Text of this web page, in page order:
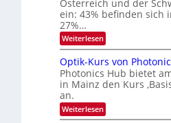
r
k
s
W
a
c
h
s
t
u
m
i
H
e
a
e
u
s
-
S
m
i
Österreich und der
ein: 43% befinden sich
27%…
Weiterlesen:
K
-
E
i
s
a
Optik-Kurs von
Photonics Hub bietet
in Mainz den Kurs
an.
Weiterlesen:
O